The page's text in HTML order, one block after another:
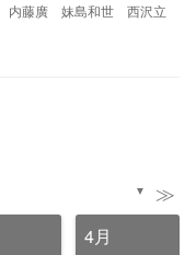
藤廣 妹島和世 西沢立
▼ ≫
4月